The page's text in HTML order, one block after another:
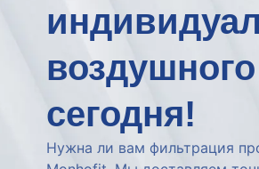
сегодня!
Нужна ли вам фильтрация